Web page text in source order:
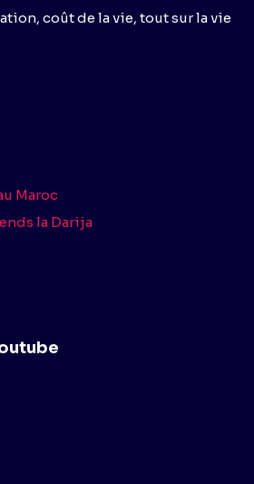
coût de la vie, tout sur la vie
Maroc
la Darija